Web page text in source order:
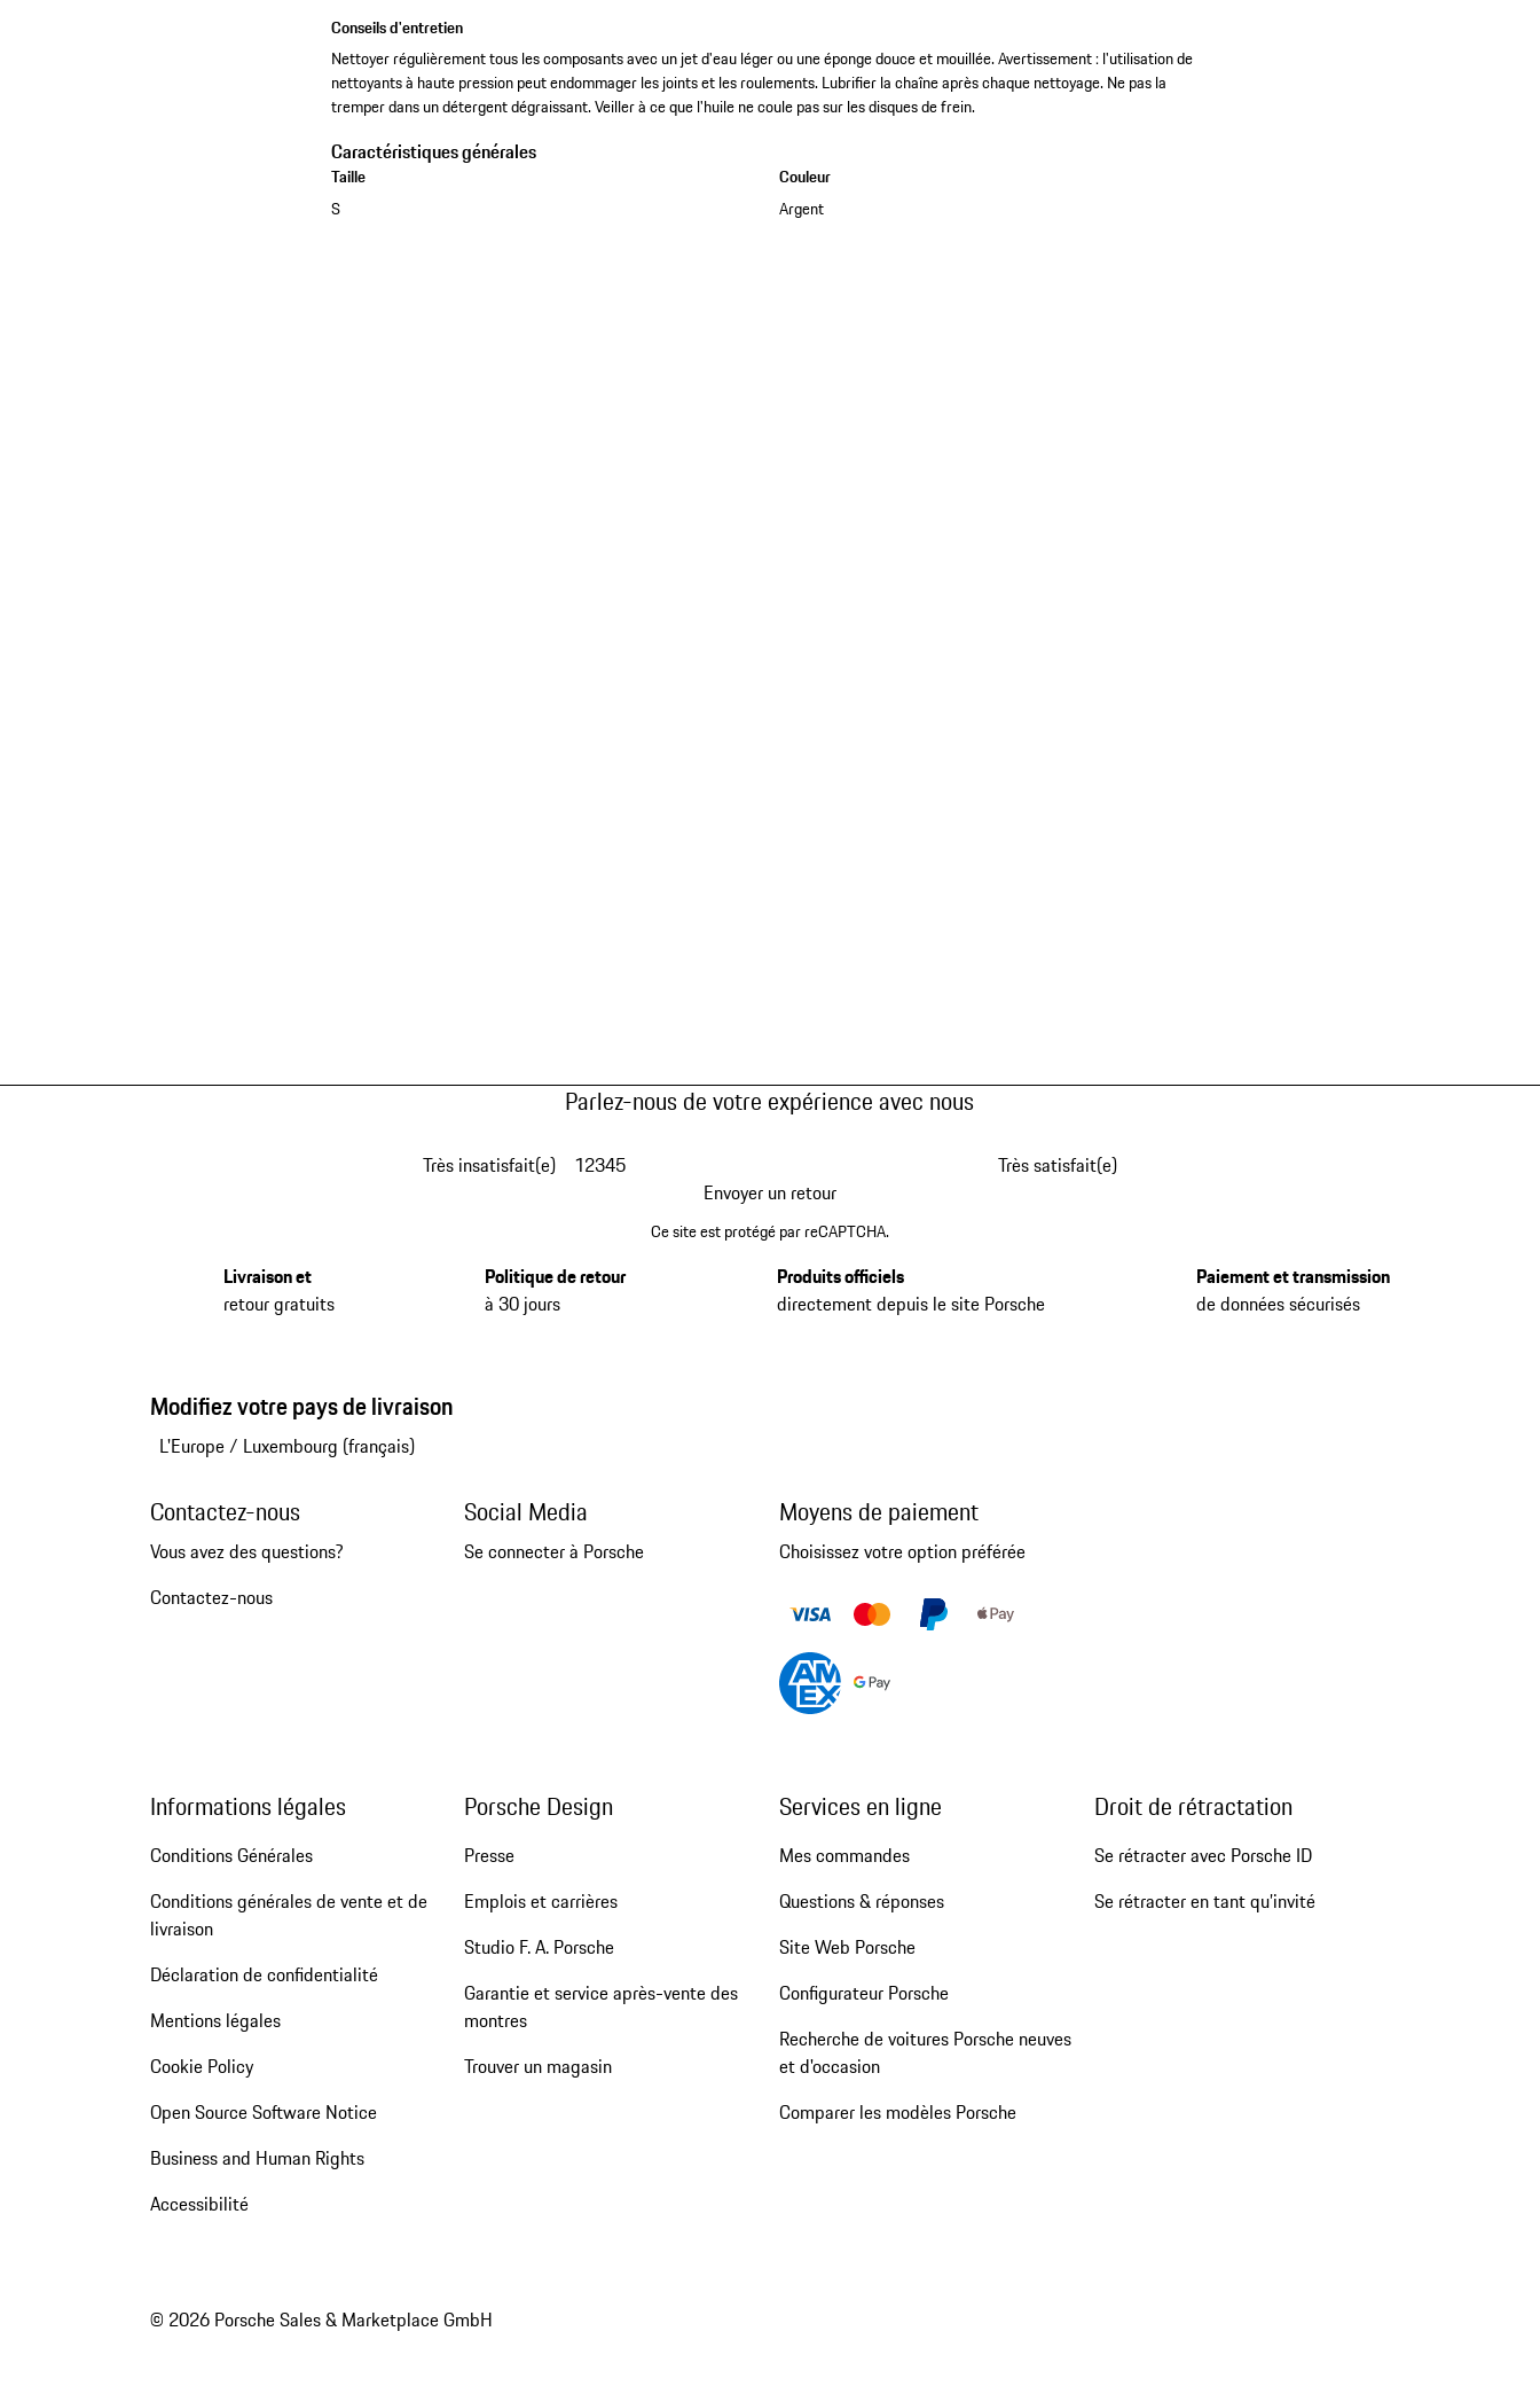
Conseils d'entretien
Nettoyer régulièrement tous les composants avec un jet d'eau léger ou une éponge douce et mouillée. Avertissement : l'utilisation de
nettoyants à haute pression peut endommager les joints et les roulements. Lubrifier la chaîne après chaque nettoyage. Ne pas la
tremper dans un détergent dégraissant. Veiller à ce que l'huile ne coule pas sur les disques de frein.
Caractéristiques générales
Taille
S
Couleur
Argent
Parlez-nous de votre expérience avec nous
Très insatisfait(e) 12345
Très satisfait(e)
Envoyer un retour
Ce site est protégé par reCAPTCHA.
Livraison et
retour gratuits
Politique de retour
à 30 jours
Produits officiels
directement depuis le site Porsche
Paiement et transmission
de données sécurisés
Modifiez votre pays de livraison
L'Europe/ Luxembourg (français)
Contactez-nous
Vous avez des questions?
Contactez-nous
Social Media
Se connecter à Porsche
Moyens de paiement
Choisissez votre option préférée
Informations légales
Conditions Générales
Conditions générales de vente et de
livraison
Déclaration de confidentialité
Mentions légales
Cookie Policy
Open Source Software Notice
Business and Human Rights
Accessibilité
Porsche Design
Presse
Emplois et carrières
Studio F. A. Porsche
Garantie et service après-vente des
montres
Trouver un magasin
Services en ligne
Mes commandes
Questions & réponses
Site Web Porsche
Configurateur Porsche
Recherche de voitures Porsche neuves
et d'occasion
Comparer les modèles Porsche
Droit de rétractation
Se rétracter avec Porsche ID
Se rétracter en tant qu’invité
© 2026 Porsche Sales & Marketplace GmbH